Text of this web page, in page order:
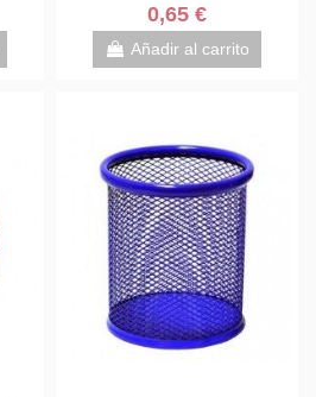
0,65 €
Añadir al carrito